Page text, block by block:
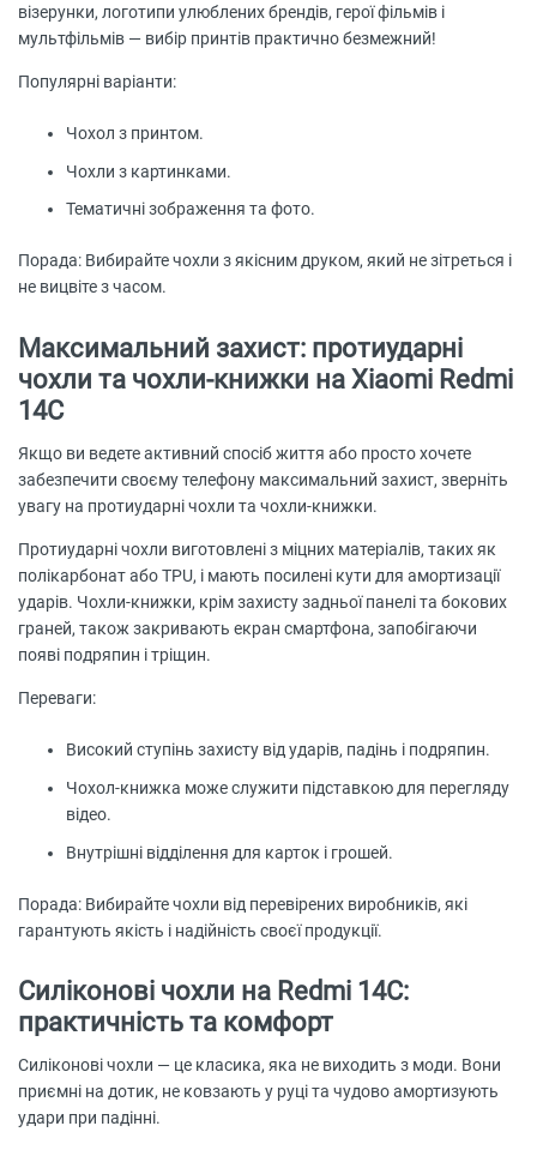
візерунки, логотипи улюблених брендів, герої фільмів і
мультфільмів — вибір принтів практично безмежний!
Популярні варіанти:
Чохол з принтом.
Чохли з картинками.
Тематичні зображення та фото.
Порада: Вибирайте чохли з якісним друком, який не зітреться і
не вицвіте з часом.
Максимальний захист: протиударні
чохли та чохли-книжки на Xiaomi Redmi
14C
Якщо ви ведете активний спосіб життя або просто хочете
забезпечити своєму телефону максимальний захист, зверніть
увагу на протиударні чохли та чохли-книжки.
Протиударні чохли виготовлені з міцних матеріалів, таких як
полікарбонат або TPU, і мають посилені кути для амортизації
ударів. Чохли-книжки, крім захисту задньої панелі та бокових
граней, також закривають екран смартфона, запобігаючи
появі подряпин і тріщин.
Переваги:
Високий ступінь захисту від ударів, падінь і подряпин.
Чохол-книжка може служити підставкою для перегляду
відео.
Внутрішні відділення для карток і грошей.
Порада: Вибирайте чохли від перевірених виробників, які
гарантують якість і надійність своєї продукції.
Силіконові чохли на Redmi 14C:
практичність та комфорт
Силіконові чохли — це класика, яка не виходить з моди. Вони
приємні на дотик, не ковзають у руці та чудово амортизують
удари при падінні.